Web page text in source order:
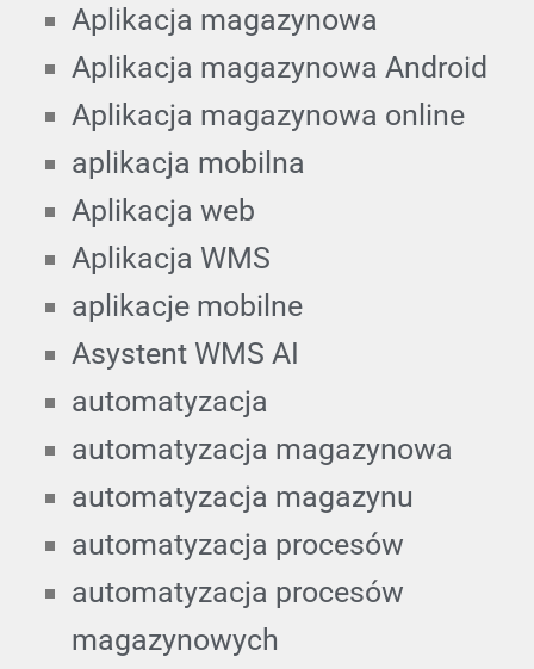
Aplikacja magazynowa
Aplikacja magazynowa Android
Aplikacja magazynowa online
aplikacja mobilna
Aplikacja web
Aplikacja WMS
aplikacje mobilne
Asystent WMS AI
automatyzacja
automatyzacja magazynowa
automatyzacja magazynu
automatyzacja procesów
automatyzacja procesów
magazynowych